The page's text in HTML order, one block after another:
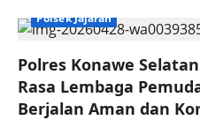
Polsek Jajaran
Polres Konawe
Rasa Lembaga
Berjalan Aman dan